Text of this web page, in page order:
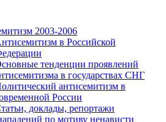
2003-2006
в Российской
тенденции проявлений
в государствах СНГ
антисемитизм в
России
доклады, репортажи
по мотиву ненависти